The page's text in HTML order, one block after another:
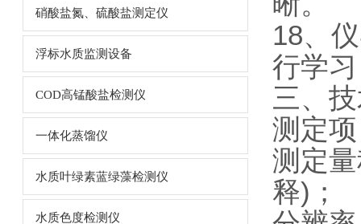
硝酸盐氮、硫酸盐测定仪
浮标水质监测设备
COD高锰酸盐检测仪
一体化蒸馏仪
水质叶绿素蓝绿藻检测仪
水质色度检测仪
18、
行学
三、
测定
测定
释)；